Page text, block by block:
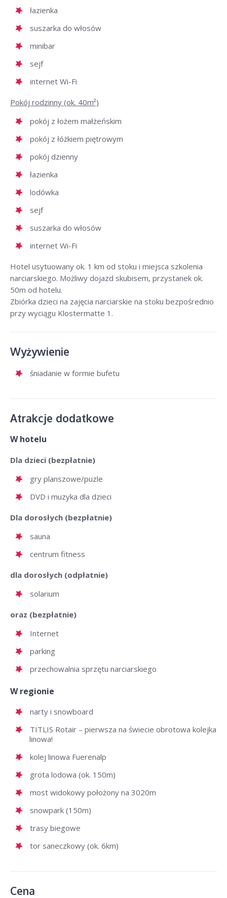
łazienka
suszarka do włosów
minibar
sejf
internet Wi-Fi
Pokój rodzinny (ok. 40m²)
pokój z łożem małżeńskim
pokój z łóżkiem piętrowym
pokój dzienny
łazienka
lodówka
sejf
suszarka do włosów
internet Wi-Fi
Hotel usytuowany ok. 1 km od stoku i miejsca szkolenia
narciarskiego. Możliwy dojazd skubisem, przystanek ok.
50m od hotelu.
Zbiórka dzieci na zajęcia narciarskie na stoku bezpośrednio
przy wyciągu Klostermatte 1.
Wyżywienie
śniadanie w formie bufetu
Atrakcje dodatkowe
W hotelu
Dla dzieci (bezpłatnie)
gry planszowe/puzle
DVD i muzyka dla dzieci
Dla dorosłych (bezpłatnie)
sauna
centrum fitness
dla dorosłych (odpłatnie)
solarium
oraz (bezpłatnie)
Internet
parking
przechowalnia sprzętu narciarskiego
W regionie
narty i snowboard
TITLIS Rotair – pierwsza na świecie obrotowa kolejka
linowa!
kolej linowa Fuerenalp
grota lodowa (ok. 150m)
most widokowy położony na 3020m
snowpark (150m)
trasy biegowe
tor saneczkowy (ok. 6km)
Cena